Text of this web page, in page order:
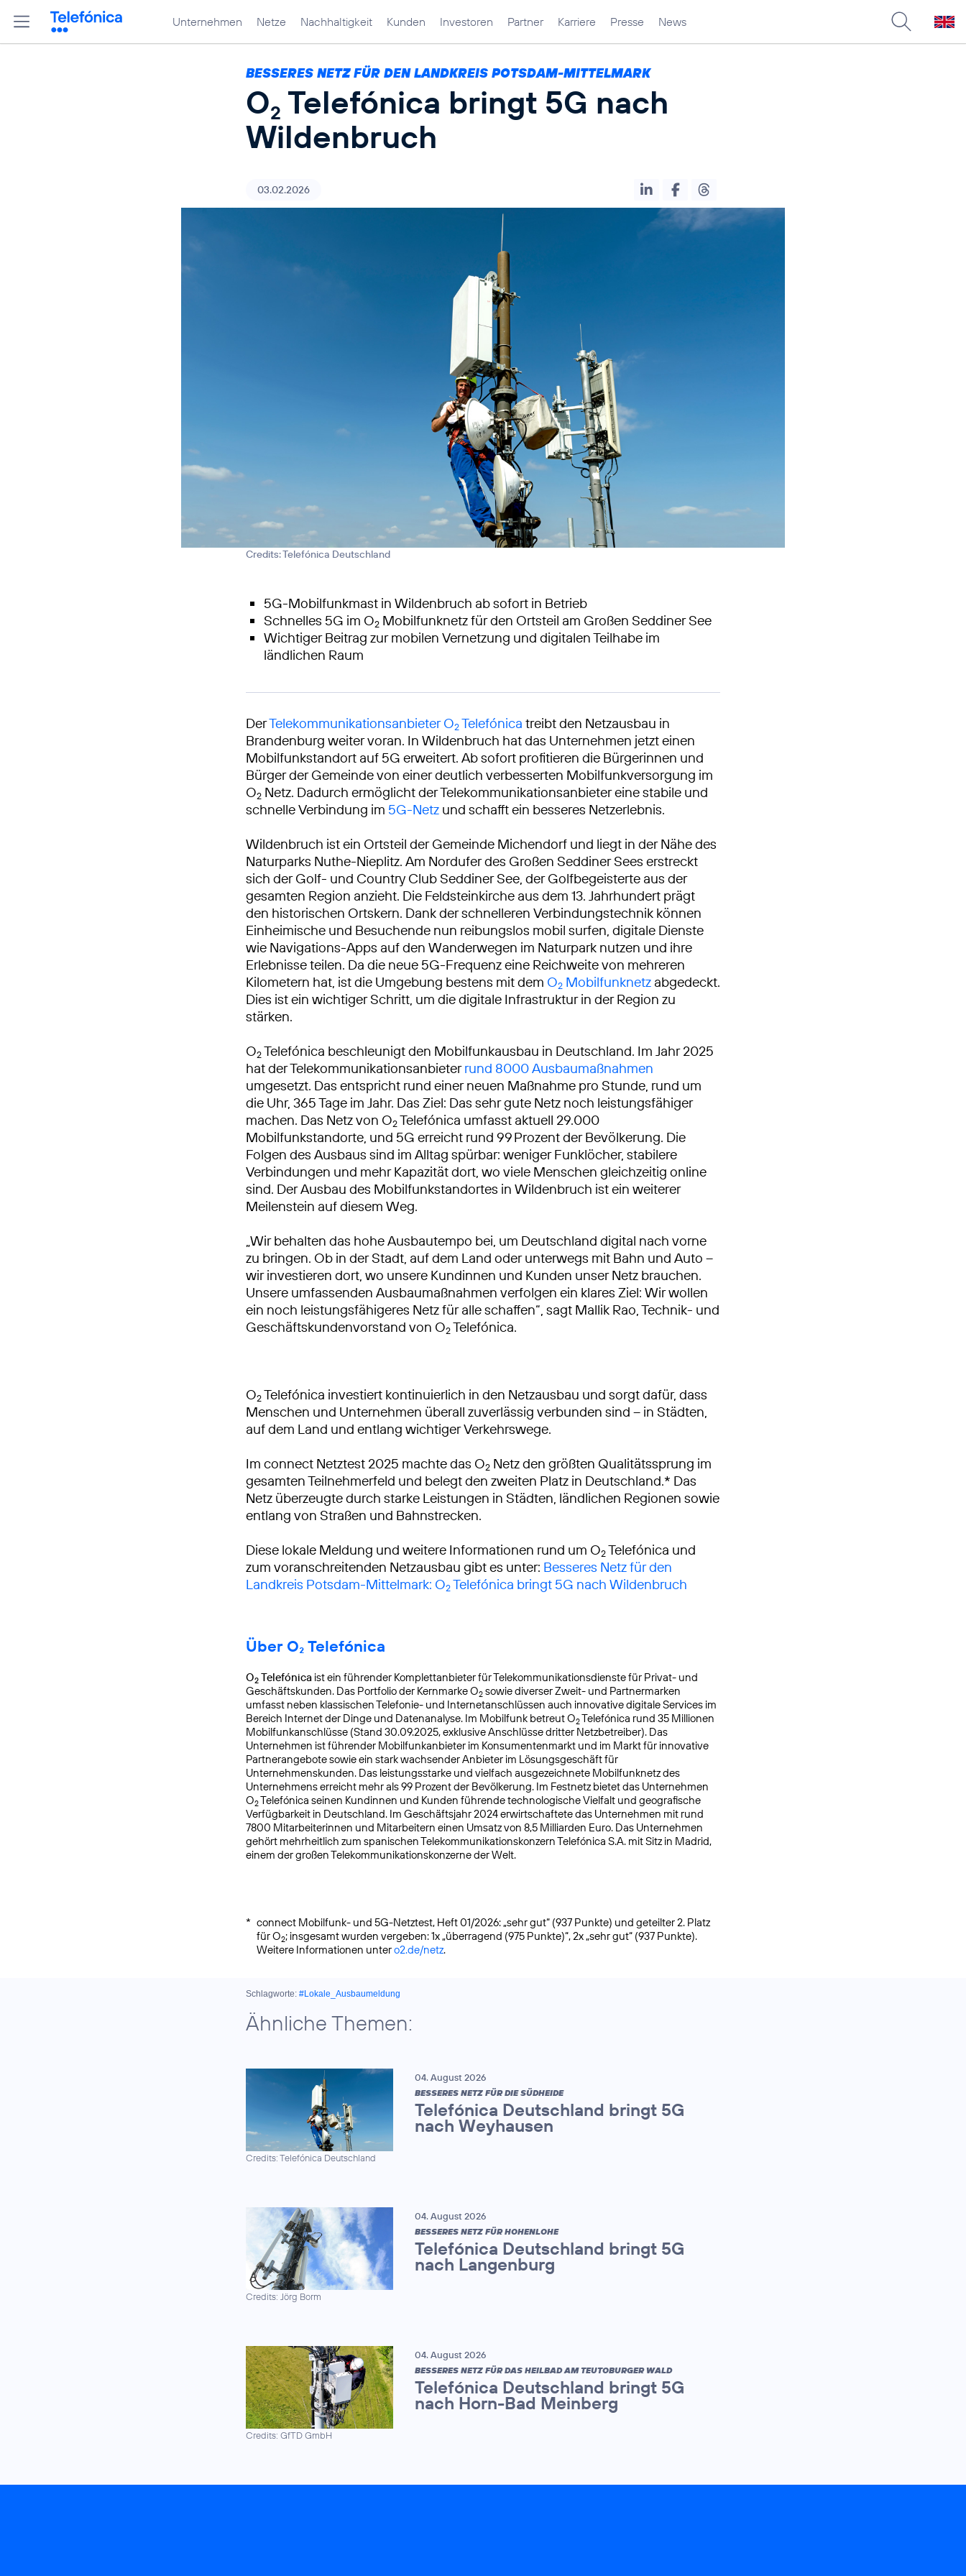
Unternehmen Netze Nachhaltigkeit Kunden Investoren Partner Karriere Presse News
BESSERES NETZ FÜR DEN LANDKREIS POTSDAM-MITTELMARK
O2 Telefónica bringt 5G nach
Wildenbruch
03.02.2026
Credits: Telefónica Deutschland
5G-Mobilfunkmast in Wildenbruch ab sofort in Betrieb
Schnelles 5G im O2 Mobilfunknetz für den Ortsteil am Großen Seddiner See
Wichtiger Beitrag zur mobilen Vernetzung und digitalen Teilhabe im
ländlichen Raum
DerTelekommunikationsanbieter O2Telefónica treibt den Netzausbau in
Brandenburg weiter voran. In Wildenbruch hat das Unternehmen jetzt einen
Mobilfunkstandort auf 5G erweitert. Ab sofort profitieren die Bürgerinnen und
Bürger der Gemeinde von einer deutlich verbesserten Mobilfunkversorgung im
O2 Netz. Dadurch ermöglicht der Telekommunikationsanbieter eine stabile und
schnelle Verbindung im 5G-Netz und schafft ein besseres Netzerlebnis.
Wildenbruch ist ein Ortsteil der Gemeinde Michendorf und liegt in der Nähe des
Naturparks Nuthe-Nieplitz. Am Nordufer des Großen Seddiner Sees erstreckt
sich der Golf- und Country Club Seddiner See, der Golfbegeisterte aus der
gesamten Region anzieht. Die Feldsteinkirche aus dem 13. Jahrhundert prägt
den historischen Ortskern. Dank der schnelleren Verbindungstechnik können
Einheimische und Besuchende nun reibungslos mobil surfen, digitale Dienste
wie Navigations-Apps auf den Wanderwegen im Naturpark nutzen und ihre
Erlebnisse teilen. Da die neue 5G-Frequenz eine Reichweite von mehreren
Kilometern hat, ist die Umgebung bestens mit dem O2 Mobilfunknetz abgedeckt.
Dies ist ein wichtiger Schritt, um die digitale Infrastruktur in der Region zu
stärken.
O2Telefónica beschleunigt den Mobilfunkausbau in Deutschland. Im Jahr 2025
hat der Telekommunikationsanbieterrund 8000 Ausbaumaßnahmen
umgesetzt. Das entspricht rund einer neuen Maßnahme pro Stunde, rund um
die Uhr, 365 Tage im Jahr. Das Ziel: Das sehr gute Netz noch leistungsfähiger
machen. Das Netz von O2Telefónica umfasst aktuell 29.000
Mobilfunkstandorte, und 5G erreicht rund 99 Prozent der Bevölkerung. Die
Folgen des Ausbaus sind im Alltag spürbar: weniger Funklöcher, stabilere
Verbindungen und mehr Kapazität dort, wo viele Menschen gleichzeitig online
sind. Der Ausbau des Mobilfunkstandortes in Wildenbruch ist ein weiterer
Meilenstein auf diesem Weg.
„Wir behalten das hohe Ausbautempo bei, um Deutschland digital nach vorne
zu bringen. Ob in der Stadt, auf dem Land oder unterwegs mit Bahn und Auto –
wir investieren dort, wo unsere Kundinnen und Kunden unser Netz brauchen.
Unsere umfassenden Ausbaumaßnahmen verfolgen ein klares Ziel: Wir wollen
ein noch leistungsfähigeres Netz für alle schaffen“, sagt Mallik Rao, Technik- und
Geschäftskundenvorstand von O2Telefónica.
O2Telefónica investiert kontinuierlich in den Netzausbau und sorgt dafür, dass
Menschen und Unternehmen überall zuverlässig verbunden sind – in Städten,
auf dem Land und entlang wichtiger Verkehrswege.
Im connect Netztest 2025 machte das O2 Netz den größten Qualitätssprung im
gesamten Teilnehmerfeld und belegt den zweiten Platz in Deutschland.* Das
Netz überzeugte durch starke Leistungen in Städten, ländlichen Regionen sowie
entlang von Straßen und Bahnstrecken.
Diese lokale Meldung und weitere Informationen rund um O2Telefónica und
zum voranschreitenden Netzausbau gibt es unter: Besseres Netz für den
Landkreis Potsdam-Mittelmark: O2Telefónica bringt 5G nach Wildenbruch
Über O₂ Telefónica
O2 Telefónica ist ein führender Komplettanbieter für Telekommunikationsdienste für Privat- und
Geschäftskunden. Das Portfolio der Kernmarke O2 sowie diverser Zweit- und Partnermarken
umfasst neben klassischen Telefonie- und Internetanschlüssen auch innovative digitale Services im
Bereich Internet der Dinge und Datenanalyse. Im Mobilfunk betreut O2Telefónica rund 35 Millionen
Mobilfunkanschlüsse (Stand 30.09.2025, exklusive Anschlüsse dritter Netzbetreiber). Das
Unternehmen ist führender Mobilfunkanbieter im Konsumentenmarkt und im Markt für innovative
Partnerangebote sowie ein stark wachsender Anbieter im Lösungsgeschäft für
Unternehmenskunden. Das leistungsstarke und vielfach ausgezeichnete Mobilfunknetz des
Unternehmens erreicht mehr als 99 Prozent der Bevölkerung. Im Festnetz bietet das Unternehmen
O2Telefónica seinen Kundinnen und Kunden führende technologische Vielfalt und geografische
Verfügbarkeit in Deutschland. Im Geschäftsjahr 2024 erwirtschaftete das Unternehmen mit rund
7800 Mitarbeiterinnen und Mitarbeitern einen Umsatz von 8,5 Milliarden Euro. Das Unternehmen
gehört mehrheitlich zum spanischen Telekommunikationskonzern Telefónica S.A. mit Sitz in Madrid,
einem der großen Telekommunikationskonzerne der Welt.
* connect Mobilfunk- und 5G-Netztest, Heft 01/2026: „sehr gut“ (937 Punkte) und geteilter 2. Platz
für O2; insgesamt wurden vergeben: 1x „überragend (975 Punkte)“, 2x „sehr gut“ (937 Punkte).
Weitere Informationen untero2.de/netz.
Schlagworte: #Lokale_Ausbaumeldung
Ähnliche Themen:
Credits: Telefónica Deutschland
04. August 2026
BESSERES NETZ FÜR DIE SÜDHEIDE
Telefónica Deutschland bringt 5G
nach Weyhausen
Credits: Jörg Borm
04. August 2026
BESSERES NETZ FÜR HOHENLOHE
Telefónica Deutschland bringt 5G
nach Langenburg
Credits: GfTD GmbH
04. August 2026
BESSERES NETZ FÜR DAS HEILBAD AM TEUTOBURGER WALD
Telefónica Deutschland bringt 5G
nach Horn-Bad Meinberg